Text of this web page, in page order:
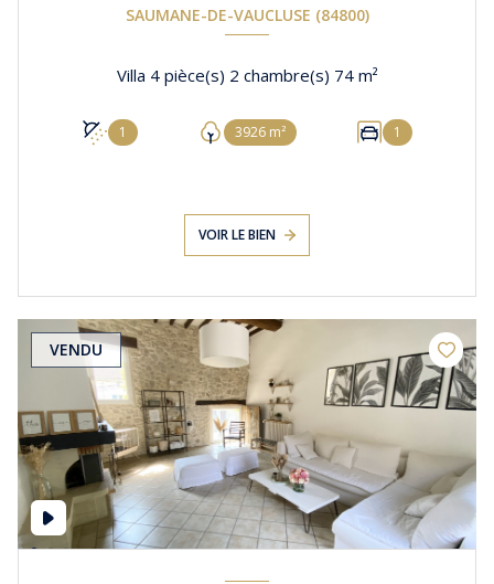
SAUMANE-DE-VAUCLUSE (84800)
Villa 4 pièce(s) 2 chambre(s) 74 m²
1 3926 m² 1
VOIR LE BIEN
VENDU